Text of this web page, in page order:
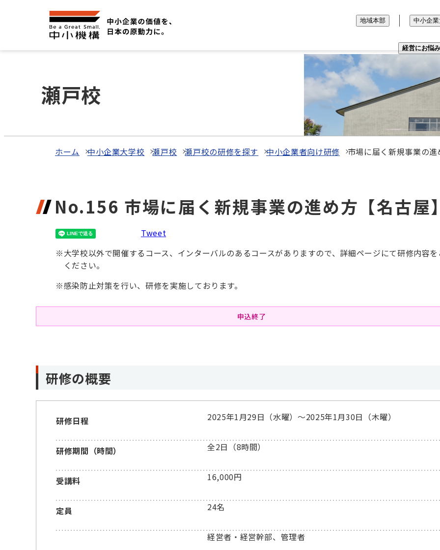
経営にお悩
地域本部 中小企
瀬戸校
ホーム 中小企業大学校 瀬戸校 瀬戸校の研修を探す 中小企業者向け研修 市場に届く新規事業の
No.156 市場に届く新規事業の進め方【名古屋
Tweet
※大学校以外で開催するコース、インターバルのあるコースがありますので、詳細ページにて研修内容
ください。
※感染防止対策を行い、研修を実施しております。
申込終了
研修の概要
研修日程 2025年1月29日（水曜）～2025年1月30日（木曜）
研修期間（時間） 全2日（8時間）
受講料 16,000円
定員 24名
経営者・経営幹部、管理者